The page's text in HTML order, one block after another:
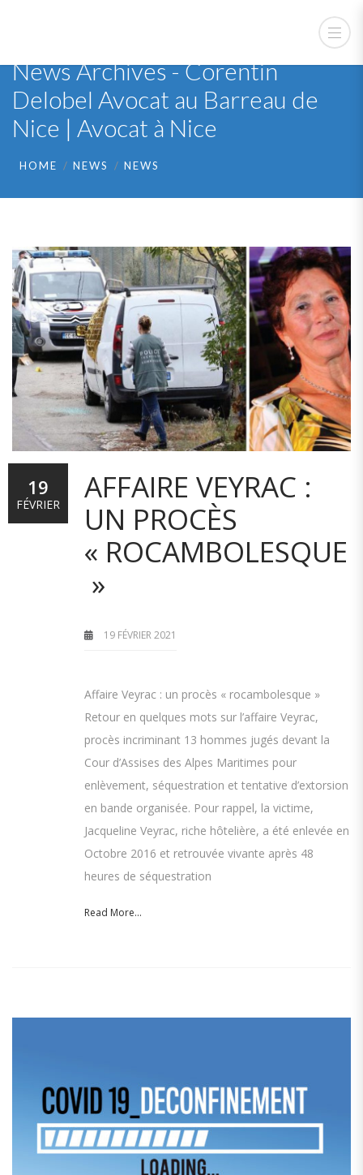
News Archives - Corentin
Delobel Avocat au Barreau de
Nice | Avocat à Nice
HOME NEWS NEWS
AFFAIRE VEYRAC :
UN PROCÈS
« ROCAMBOLESQUE
»
19 FÉVRIER 2021
Affaire Veyrac : un procès « rocambolesque »
Retour en quelques mots sur l’affaire Veyrac,
procès incriminant 13 hommes jugés devant la
Cour d’Assises des Alpes Maritimes pour
enlèvement, séquestration et tentative d’extorsion
en bande organisée. Pour rappel, la victime,
Jacqueline Veyrac, riche hôtelière, a été enlevée en
Octobre 2016 et retrouvée vivante après 48
heures de séquestration
Read More...
19
FÉVRIER